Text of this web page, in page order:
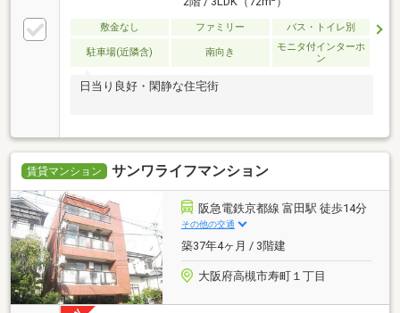
敷金なし ファミリー バス・トイレ別
駐車場(近隣含) 南向き
モニタ付インターホ
ン
日当り良好・閑静な住宅街
賃貸マンション サンワライフマンション
阪急電鉄京都線 富田駅 徒歩14分
その他の交通
築37年4ヶ月 / 3階建
大阪府高槻市寿町１丁目